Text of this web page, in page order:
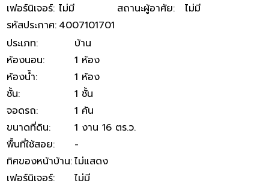
เฟอร์นิเจอร์: ไม่มี สถานะผู้อาศัย:
ไม่มี
รหัสประกาศ: 4007101701
ประเภท:
บ้าน
ห้องนอน:
1 ห้อง
ห้องน้ำ:
1 ห้อง
ชั้น:
1 ชั้น
จอดรถ:
1 คัน
ขนาดที่ดิน:
1 งาน 16 ตร.ว.
พื้นที่ใช้สอย:
-
ทิศของหน้าบ้าน:ไม่แสดง
เฟอร์นิเจอร์:
ไม่มี